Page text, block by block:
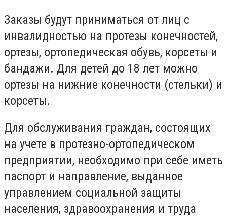
Заказы будут приниматься от лиц с
инвалидностью на протезы конечностей,
ортезы, ортопедическая обувь, корсеты и
бандажи. Для детей до 18 лет можно
ортезы на нижние конечности (стельки) и
корсеты.
Для обслуживания граждан, состоящих
на учете в протезно-ортопедическом
предприятии, необходимо при себе иметь
паспорт и направление, выданное
управлением социальной защиты
населения, здравоохранения и труда